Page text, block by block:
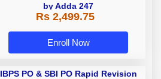
by Adda 247
Rs 2,499.75
Enroll Now
IBPS PO & SBI PO Rapid Revision